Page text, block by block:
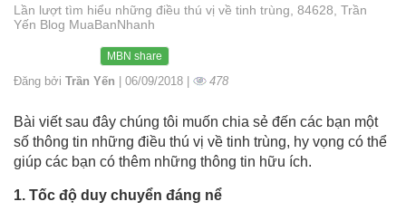
Lần lượt tìm hiểu những điều thú vị về tinh trùng, 84628, Trần
Yến Blog MuaBanNhanh
MBN share
Đăng bởi Trần Yến | 06/09/2018 | 478
Bài viết sau đây chúng tôi muốn chia sẻ đến các bạn một
số thông tin những điều thú vị về tinh trùng, hy vọng có thể
giúp các bạn có thêm những thông tin hữu ích.
1. Tốc độ duy chuyển đáng nể